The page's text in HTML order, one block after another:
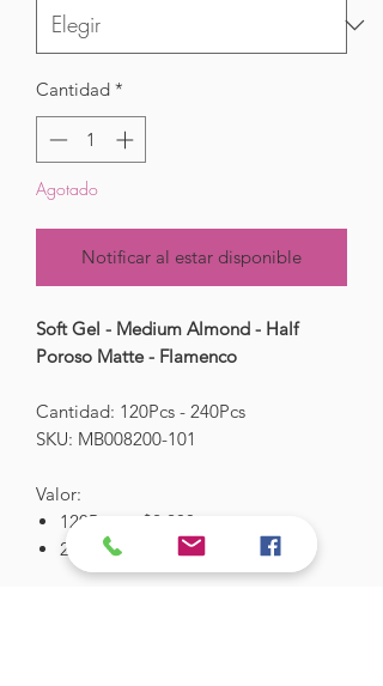
Cantidad *
Agotado
Notificar al estar disponible
Soft Gel - Medium Almond - Half
Poroso Matte - Flamenco
Cantidad: 120Pcs - 240Pcs
SKU: MB008200-101
Valor:
120Pcs -> $2.200
240Pcs -> $3.300